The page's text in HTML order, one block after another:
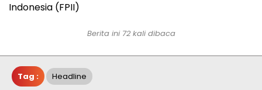
Indonesia (FPII)
Berita ini 72 kali dibaca
Tag : Headline